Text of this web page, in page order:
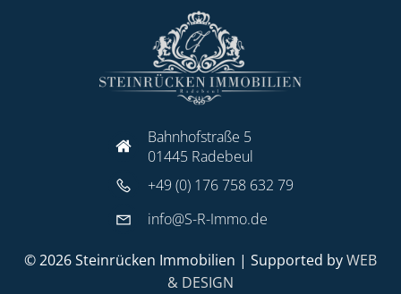
Bahnhofstraße 5
01445 Radebeul
+49 (0) 176 758 632 79
info@S-R-Immo.de
© 2026 Steinrücken Immobilien | Supported byWEB
& DESIGN